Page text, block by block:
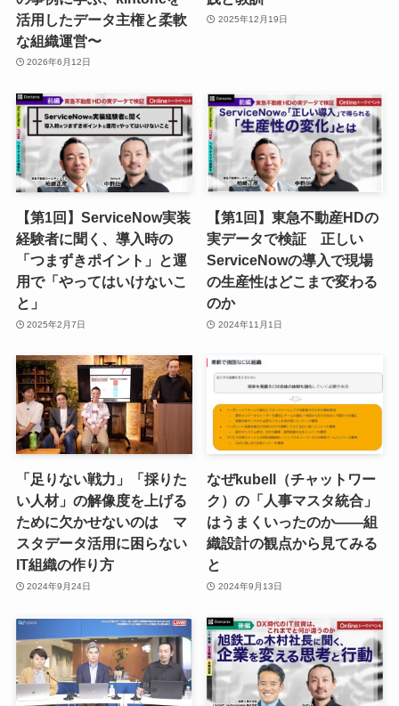
活用したデータ主権と柔軟
な組織運営〜
2026年6月12日
2025年12月19日
【第1回】ServiceNow実装
経験者に聞く、導入時の
「つまずきポイント」と運
用で「やってはいけないこ
と」
2025年2月7日
【第1回】東急不動産HDの
実データで検証 正しい
ServiceNowの導入で現場
の生産性はどこまで変わる
のか
2024年11月1日
「足りない戦力」「採りた
い人材」の解像度を上げる
ために欠かせないのは マ
スタデータ活用に困らない
IT組織の作り方
2024年9月24日
なぜkubell（チャットワー
ク）の「人事マスタ統合」
はうまくいったのか——組
織設計の観点から見てみる
と
2024年9月13日